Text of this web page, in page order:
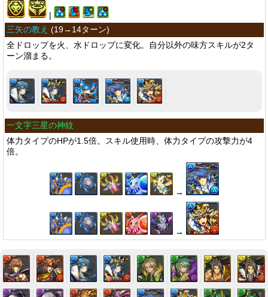
|
三矢の教え (19→14ターン)
全ドロップを火、水ドロップに変化。自分以外の味方スキルが2タ
ーン溜まる。
一文字三星の神紋
体力タイプのHPが1.5倍。スキル使用時、体力タイプの攻撃力が4
倍。
→
→